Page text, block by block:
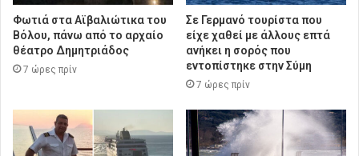
Φωτιά στα Αϊβαλιώτικα του
Βόλου, πάνω από το αρχαίο
θέατρο Δημητριάδος
7 ώρες πρίν
Σε Γερμανό τουρίστα που
είχε χαθεί με άλλους επτά
ανήκει η σορός που
εντοπίστηκε στην Σύμη
7 ώρες πρίν